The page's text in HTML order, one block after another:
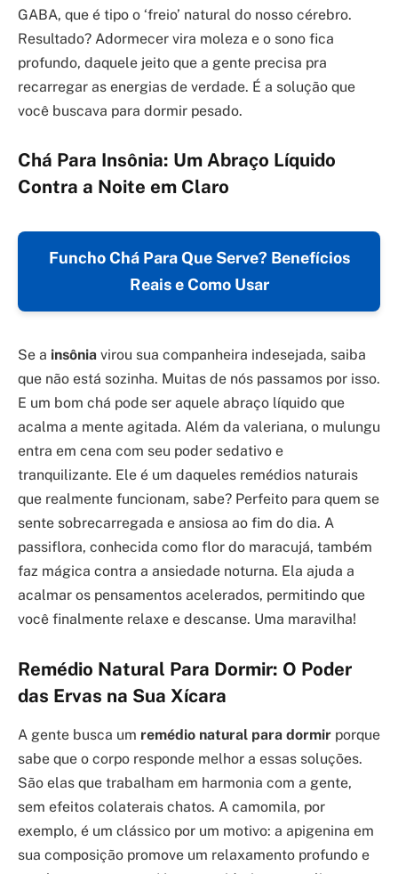
GABA, que é tipo o ‘freio’ natural do nosso cérebro.
Resultado? Adormecer vira moleza e o sono fica
profundo, daquele jeito que a gente precisa pra
recarregar as energias de verdade. É a solução que
você buscava para dormir pesado.
Chá Para Insônia: Um Abraço Líquido
Contra a Noite em Claro
Funcho Chá Para Que Serve? Benefícios
Reais e Como Usar
Se a insônia virou sua companheira indesejada, saiba
que não está sozinha. Muitas de nós passamos por isso.
E um bom chá pode ser aquele abraço líquido que
acalma a mente agitada. Além da valeriana, o mulungu
entra em cena com seu poder sedativo e
tranquilizante. Ele é um daqueles remédios naturais
que realmente funcionam, sabe? Perfeito para quem se
sente sobrecarregada e ansiosa ao fim do dia. A
passiflora, conhecida como flor do maracujá, também
faz mágica contra a ansiedade noturna. Ela ajuda a
acalmar os pensamentos acelerados, permitindo que
você finalmente relaxe e descanse. Uma maravilha!
Remédio Natural Para Dormir: O Poder
das Ervas na Sua Xícara
A gente busca um remédio natural para dormir porque
sabe que o corpo responde melhor a essas soluções.
São elas que trabalham em harmonia com a gente,
sem efeitos colaterais chatos. A camomila, por
exemplo, é um clássico por um motivo: a apigenina em
sua composição promove um relaxamento profundo e